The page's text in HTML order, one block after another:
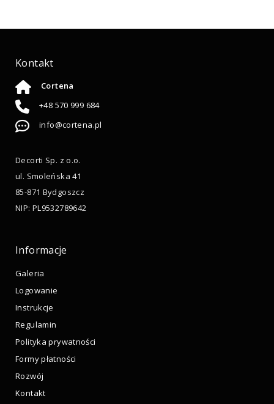
Kontakt
Cortena
+48 570 999 684
info@cortena.pl
Decorti Sp. z o.o.
ul. Smoleńska 41
85-871 Bydgoszcz
NIP: PL9532789642
Informacje
Galeria
Logowanie
Instrukcje
Regulamin
Polityka prywatności
Formy płatności
Rozwój
Kontakt